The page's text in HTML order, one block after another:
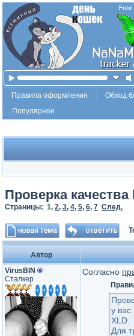
Правила оформления
Обход
Популярное
Проверка
Страницы: 1, 2, 3, 4, 5, 6, 7 След.
Автор
VirusBIN ®
Сталкер
Согласно
у
XLD.
Для